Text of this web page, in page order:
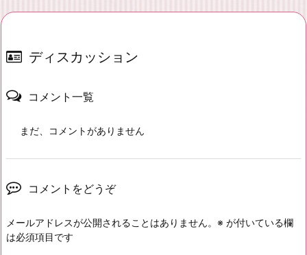
ディスカッション
コメント一覧
まだ、コメントがありません
コメントをどうぞ
メールアドレスが公開されることはありません。 ※ が付いている欄
は必須項目です